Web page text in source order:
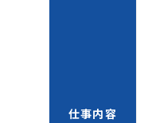
仕事内容